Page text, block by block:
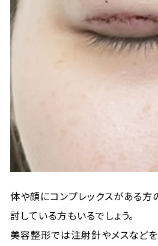
体や顔にコンプレックスがある
討している方もいるでしょう。
美容整形では注射針やメスなど